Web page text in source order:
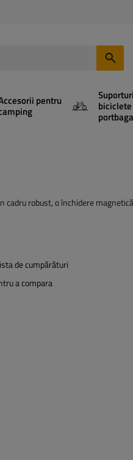
pentru
cadru robust, o închidere
de cumpărături
a compara